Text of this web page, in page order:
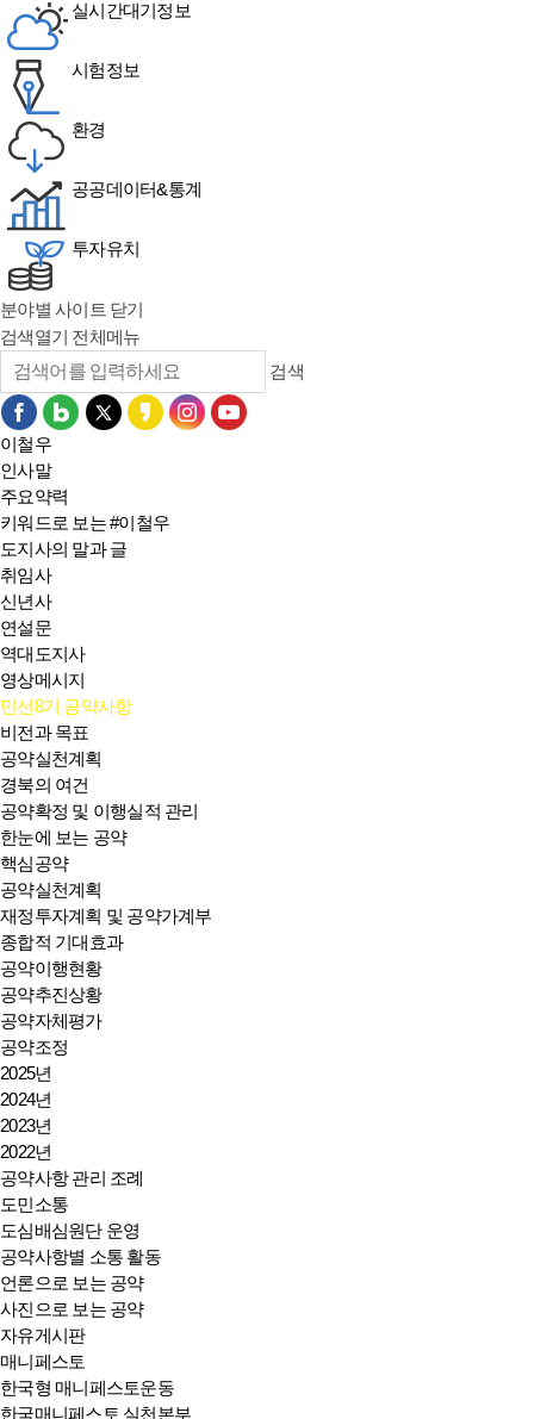
실시간대기정보
시험정보
환경
공공데이터&통계
투자유치
분야별 사이트 닫기
검색열기 전체메뉴
검색
이철우
인사말
주요약력
키워드로 보는 #이철우
도지사의 말과 글
취임사
신년사
연설문
역대도지사
영상메시지
민선8기 공약사항
비전과 목표
공약실천계획
경북의 여건
공약확정 및 이행실적 관리
한눈에 보는 공약
핵심공약
공약실천계획
재정투자계획 및 공약가계부
종합적 기대효과
공약이행현황
공약추진상황
공약자체평가
공약조정
2025년
2024년
2023년
2022년
공약사항 관리 조례
도민소통
도심배심원단 운영
공약사항별 소통 활동
언론으로 보는 공약
사진으로 보는 공약
자유게시판
매니페스토
한국형 매니페스토운동
한국매니페스토 실천본부